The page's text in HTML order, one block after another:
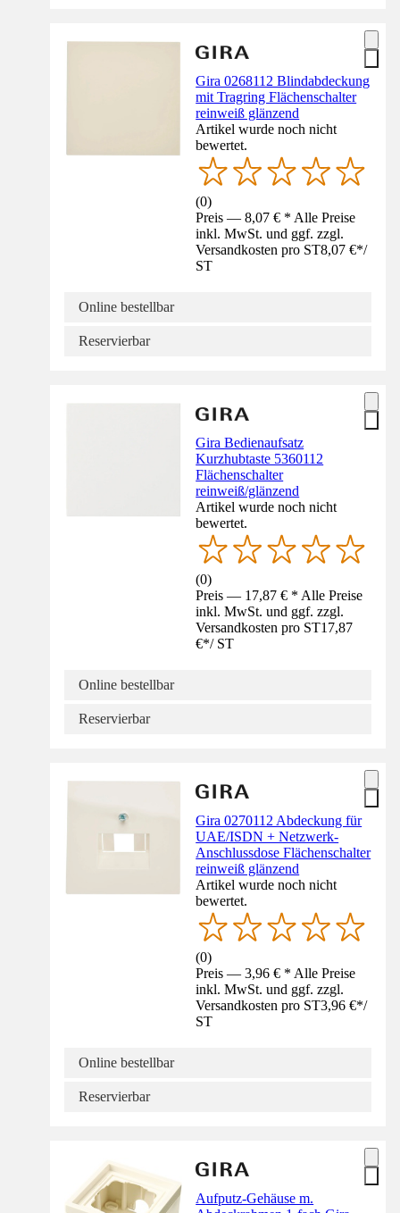
Gira 0268112 Blindabdeckung
mit Tragring Flächenschalter
reinweiß glänzend
Artikel wurde noch nicht
bewertet.
(0)
Preis — 8,07 € * Alle Preise
inkl. MwSt. und ggf. zzgl.
Versandkosten pro ST8,07 €*/
ST
Online bestellbar
Reservierbar
Gira Bedienaufsatz
Kurzhubtaste 5360112
Flächenschalter
reinweiß/glänzend
Artikel wurde noch nicht
bewertet.
(0)
Preis — 17,87 € * Alle Preise
inkl. MwSt. und ggf. zzgl.
Versandkosten pro ST17,87
€*/ ST
Online bestellbar
Reservierbar
Gira 0270112 Abdeckung für
UAE/ISDN + Netzwerk-
Anschlussdose Flächenschalter
reinweiß glänzend
Artikel wurde noch nicht
bewertet.
(0)
Preis — 3,96 € * Alle Preise
inkl. MwSt. und ggf. zzgl.
Versandkosten pro ST3,96 €*/
ST
Online bestellbar
Reservierbar
Aufputz-Gehäuse m.